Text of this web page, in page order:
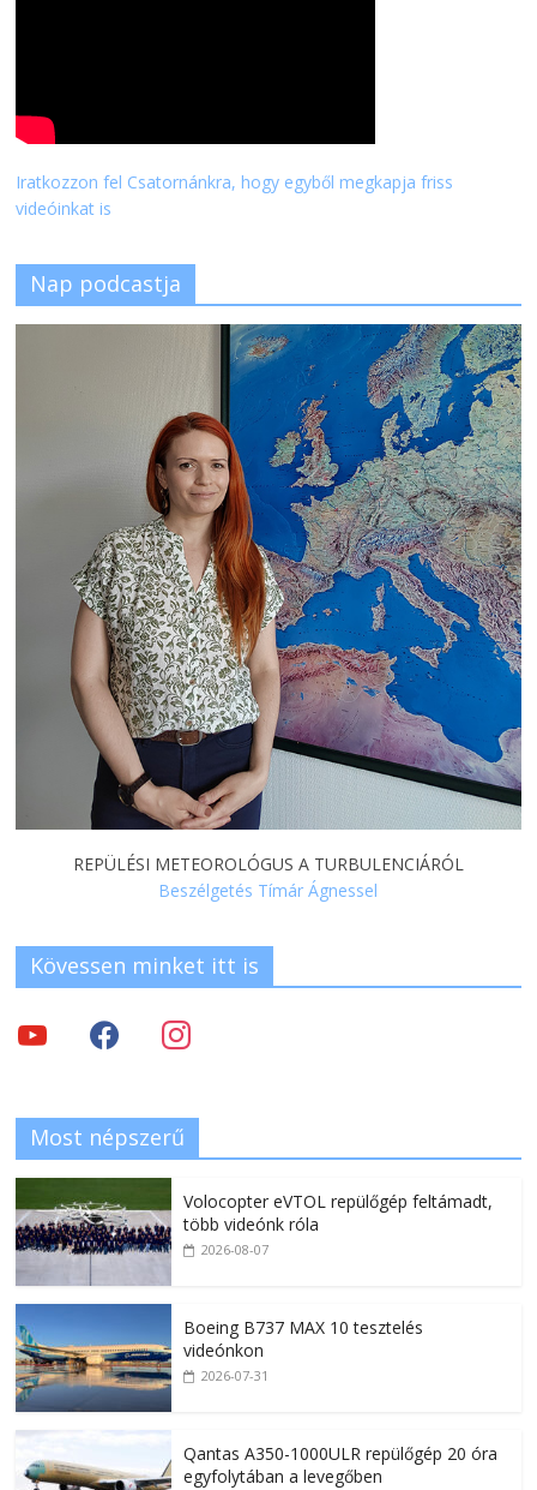
Iratkozzon fel Csatornánkra, hogy egyből megkapja friss
videóinkat is
Nap podcastja
REPÜLÉSI METEOROLÓGUS A TURBULENCIÁRÓL
Beszélgetés Tímár Ágnessel
Kövessen minket itt is
Most népszerű
Volocopter eVTOL repülőgép feltámadt,
több videónk róla
2026-08-07
Boeing B737 MAX 10 tesztelés
videónkon
2026-07-31
Qantas A350-1000ULR repülőgép 20 óra
egyfolytában a levegőben